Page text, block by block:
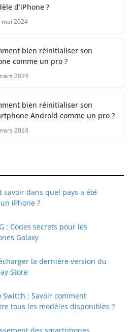
d’iPhone ?
mai 2024
bien réinitialiser son
comme un pro ?
2024
bien réinitialiser son
Android comme un pro ?
2024
savoir dans quel pays a été
iPhone ?
: Codes secrets pour les
Galaxy
la dernière version du
Store
: Savoir comment
tous les modèles disponibles ?